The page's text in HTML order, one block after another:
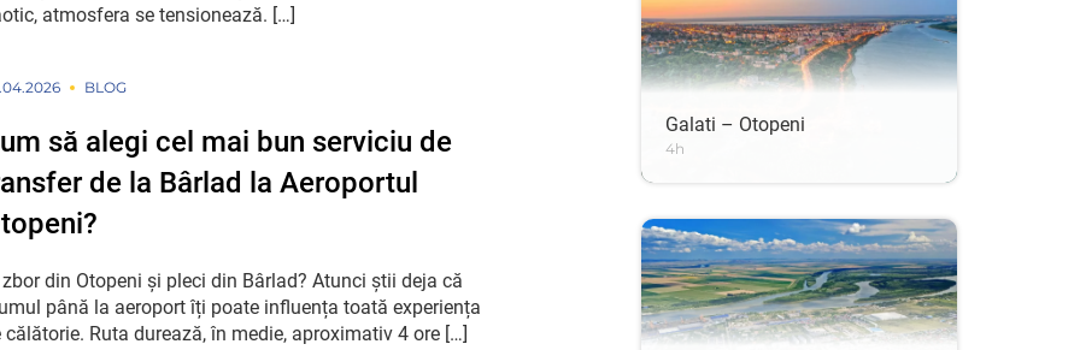
atmosfera se tensionează. […]
BLOG
să alegi cel mai bun serviciu de
de la Bârlad la Aeroportul
din Otopeni și pleci din Bârlad? Atunci știi deja că
până la aeroport îți poate influența toată experiența
călătorie. Ruta durează, în medie, aproximativ 4 ore […]
Galati – Otopeni
4h